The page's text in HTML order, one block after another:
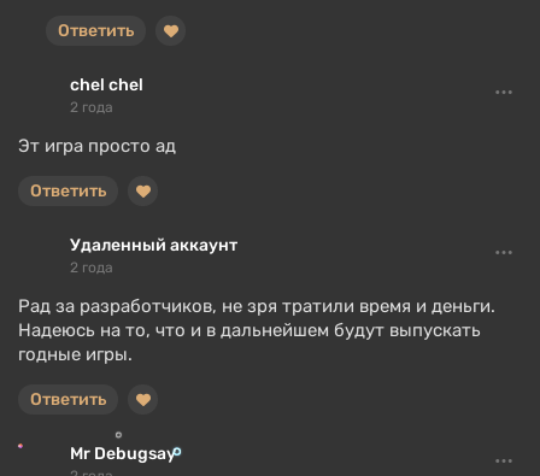
Ответить
chel chel
2 года
Эт игра просто ад
Ответить
Удаленный аккаунт
2 года
Рад за разработчиков, не зря тратили время и деньги.
Надеюсь на то, что и в дальнейшем будут выпускать
годные игры.
Ответить
Mr Debugsay